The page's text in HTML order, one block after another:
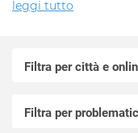
leggi tutto
Filtra per città e
Arenzano
Filtra per